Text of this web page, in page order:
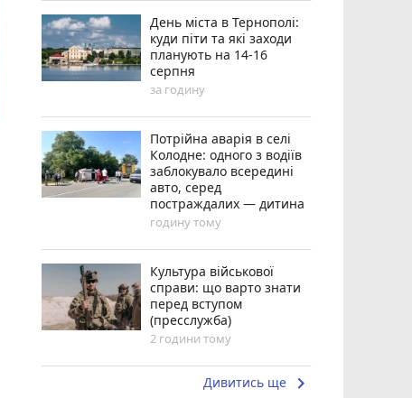
День міста в Тернополі:
куди піти та які заходи
планують на 14-16
серпня
за годину
Потрійна аварія в селі
Колодне: одного з водіїв
заблокувало всередині
авто, серед
постраждалих — дитина
годину тому
Культура військової
справи: що варто знати
перед вступом
(пресслужба)
2 години тому
Дивитись ще keyboard_arrow_right